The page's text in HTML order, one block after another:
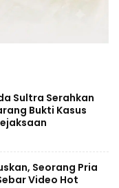
Sultra Serahkan
Bukti Kasus
Seorang Pria
Video Hot